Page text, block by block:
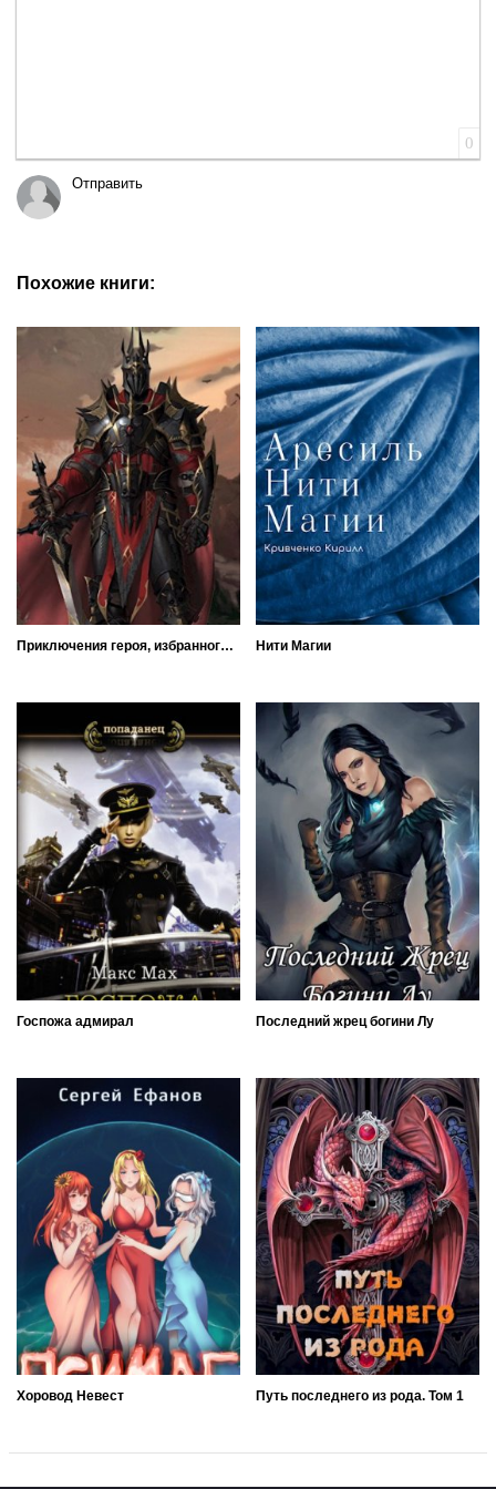
0
Отправить
Похожие книги:
Приключения героя, избранного богами, в мирах полных любви, крови и дружбы Нити Магии
Госпожа адмирал Последний жрец богини Лу
Хоровод Невест Путь последнего из рода. Том 1